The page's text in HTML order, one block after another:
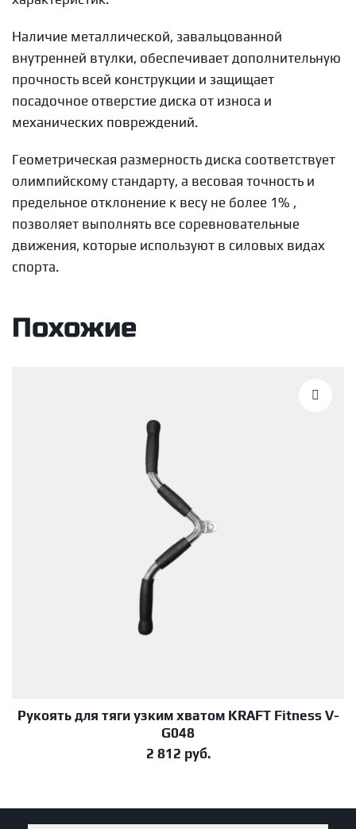
Наличие металлической, завальцованной
внутренней втулки, обеспечивает дополнительную
прочность всей конструкции и защищает
посадочное отверстие диска от износа и
механических повреждений.
Геометрическая размерность диска соответствует
олимпийскому стандарту, а весовая точность и
предельное отклонение к весу не более 1% ,
позволяет выполнять все соревновательные
движения, которые используют в силовых видах
спорта.
Похожие
В корзину
Рукоять для тяги узким хватом KRAFT Fitness V-
G048
2 812 руб.